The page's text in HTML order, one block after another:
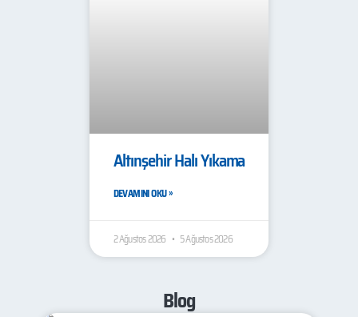
Altınşehir Halı Yıkama
DEVAMINI OKU »
2 Ağustos 2026 5 Ağustos 2026
Blog